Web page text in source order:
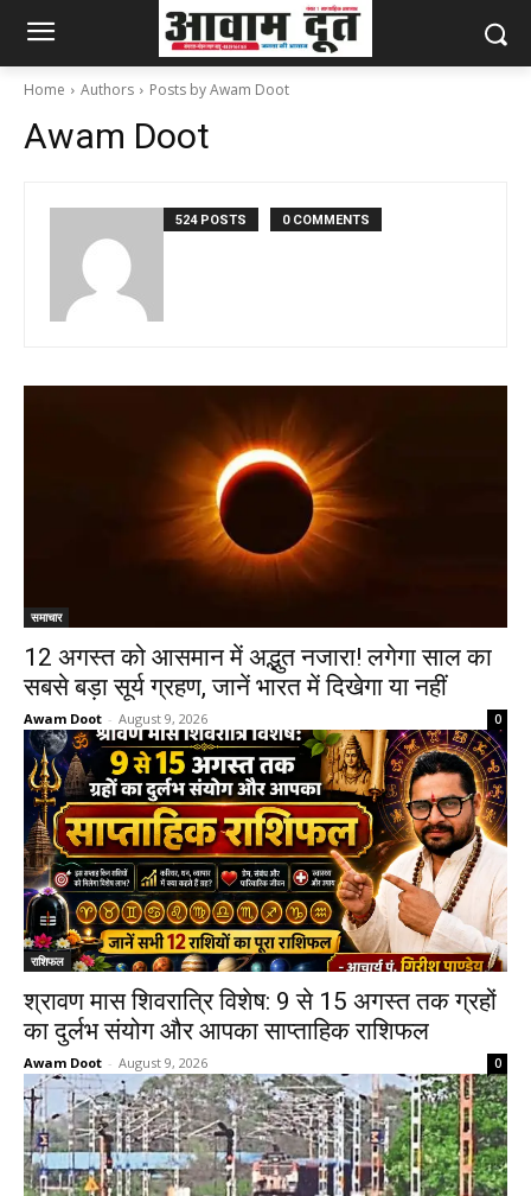
Home Authors Posts by Awam Doot
Awam Doot
524 POSTS 0 COMMENTS
समाचार
12 अगस्त को आसमान में अद्भुत नजारा! लगेगा साल का
सबसे बड़ा सूर्य ग्रहण, जानें भारत में दिखेगा या नहीं
Awam Doot - August 9, 2026 0
राशिफल
श्रावण मास शिवरात्रि विशेष: 9 से 15 अगस्त तक ग्रहों
का दुर्लभ संयोग और आपका साप्ताहिक राशिफल
Awam Doot - August 9, 2026 0